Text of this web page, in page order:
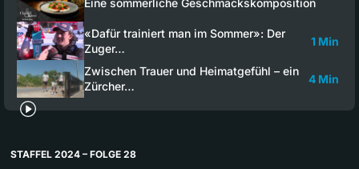
Eine sommerliche Geschmackskomposition
«Dafür trainiert man im Sommer»: Der
Zuger…
1 Min
Zwischen Trauer und Heimatgefühl – ein
Zürcher…
4 Min
STAFFEL 2024 – FOLGE 28